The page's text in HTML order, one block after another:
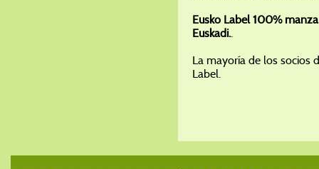
Eusko Label 100%
Euskadi..
La mayoría de los socios
Label.